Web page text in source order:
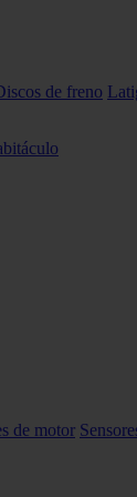
de freno
de motor